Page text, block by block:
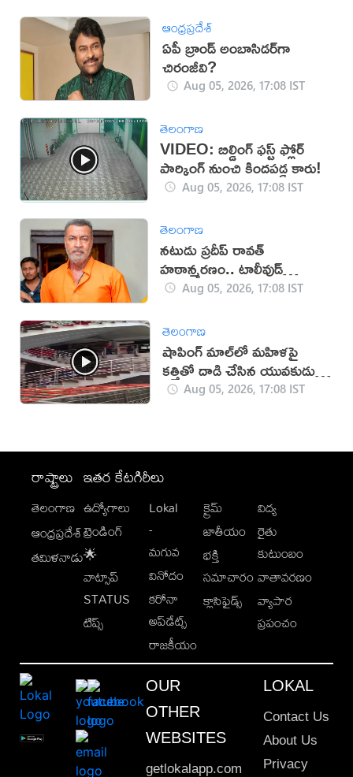
ఆంధ్రప్రదేశ్
ఏపీ బ్రాండ్ అంబాసిడర్‌గా
చిరంజీవి?
Aug 05, 2026, 17:08 IST
తెలంగాణ
VIDEO: బిల్డింగ్ ఫస్ట్ ఫ్లోర్
పార్కింగ్ నుంచి కిందపడ్డ కారు!
Aug 05, 2026, 17:08 IST
తెలంగాణ
నటుడు ప్రదీప్ రావత్
హఠాన్మరణం.. టాలీవుడ్
స్పందనపై విమర్శలు
Aug 05, 2026, 17:08 IST
తెలంగాణ
షాపింగ్ మాల్‌లో మహిళపై
కత్తితో దాడి చేసిన యువకుడు
(వీడియో)
Aug 05, 2026, 17:08 IST
రాష్ట్రాలు
తెలంగాణ
ఆంధ్రప్రదేశ్
తమిళనాడు
ఇతర కేటగిరీలు
ఉద్యోగాలు
ట్రెండింగ్
🌟
వాట్సాప్
STATUS
టిప్స్
Lokal
-
మగువ
వినోదం
కరోనా
అప్‌డేట్స్
రాజకీయం
క్రైమ్
జాతీయం
భక్తి
సమాచారం
క్లాసిఫైడ్స్
విద్య
రైతు
కుటుంబం
వాతావరణం
వ్యాపార
ప్రపంచం
OUR
OTHER
WEBSITES
getlokalapp.com
LOKAL
Contact Us
About Us
Privacy